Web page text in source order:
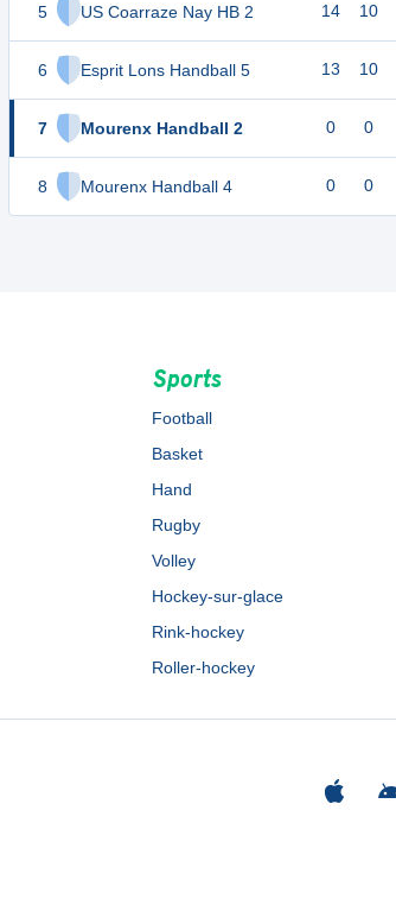
5 US Coarraze Nay HB 2
6 Esprit Lons Handball 5
7 Mourenx Handball 2
8 Mourenx Handball 4
14 10
13 10
0 0
0 0
Sports
Football
Basket
Hand
Rugby
Volley
Hockey-sur-glace
Rink-hockey
Roller-hockey